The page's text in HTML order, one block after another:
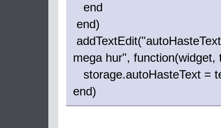
end
end)
mega hur", function(widget,
storage.autoHasteText =
end)